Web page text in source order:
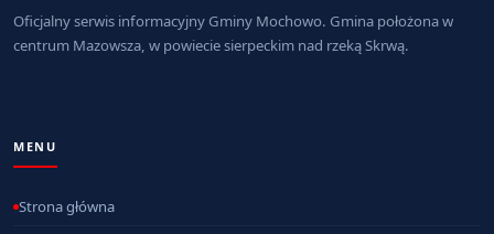
Oficjalny serwis informacyjny Gminy Mochowo. Gmina położona w
centrum Mazowsza, w powiecie sierpeckim nad rzeką Skrwą.
MENU
Strona główna